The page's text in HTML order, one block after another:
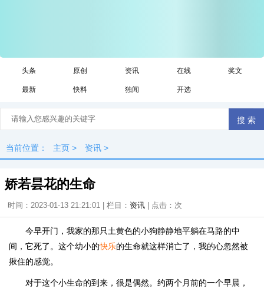
头条 原创 资讯 在线 奖文
最新 快料 独闻 开选
当前位置： 主页 > 资讯 >
娇若昙花的生命
时间：2023-01-13 21:21:01 | 栏目： 资讯 | 点击： 次
今早开门，我家的那只土黄色的小狗静静地平躺在马路的中
间，它死了。这个幼小的快乐的生命就这样消亡了，我的心忽然被
揪住的感觉。
对于这个小生命的到来，很是偶然。约两个月前的一个早晨，